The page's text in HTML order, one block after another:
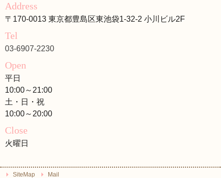
Address
〒170-0013 東京都豊島区東池袋1-32-2 小川ビル2F
Tel
03-6907-2230
Open
平日
10:00～21:00
土・日・祝
10:00～20:00
Close
火曜日
SiteMap Mail